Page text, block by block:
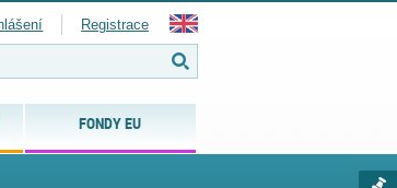
FONDY EU
Registrace